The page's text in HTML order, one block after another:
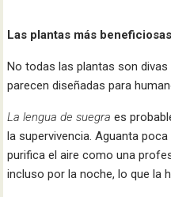
Las plantas más
No todas las plantas son
parecen diseñadas para
La lengua de suegra es
la supervivencia. Aguanta
purifica el aire como una
incluso por la noche, lo que la